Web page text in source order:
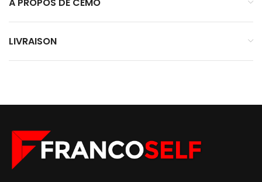
LIVRAISON